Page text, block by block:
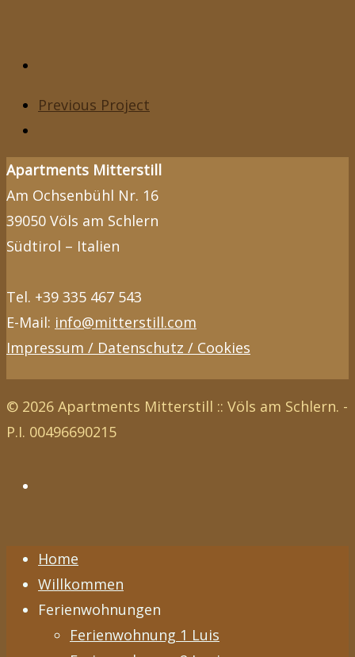
Previous Project
Apartments Mitterstill
Am Ochsenbühl Nr. 16
39050 Völs am Schlern
Südtirol – Italien
Tel. +39 335 467 543
E-Mail: info@mitterstill.com
Impressum / Datenschutz / Cookies
© 2026 Apartments Mitterstill :: Völs am Schlern. -
P.I. 00496690215
Home
Willkommen
Ferienwohnungen
Ferienwohnung 1 Luis